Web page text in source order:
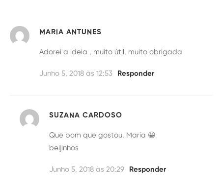
MARIA ANTUNES
Adorei a ideia , muito útil, muito obrigada
Junho 5, 2018 às 12:53 Responder
SUZANA CARDOSO
Que bom que gostou, Maria 😀
beijinhos
Junho 5, 2018 às 20:29 Responder